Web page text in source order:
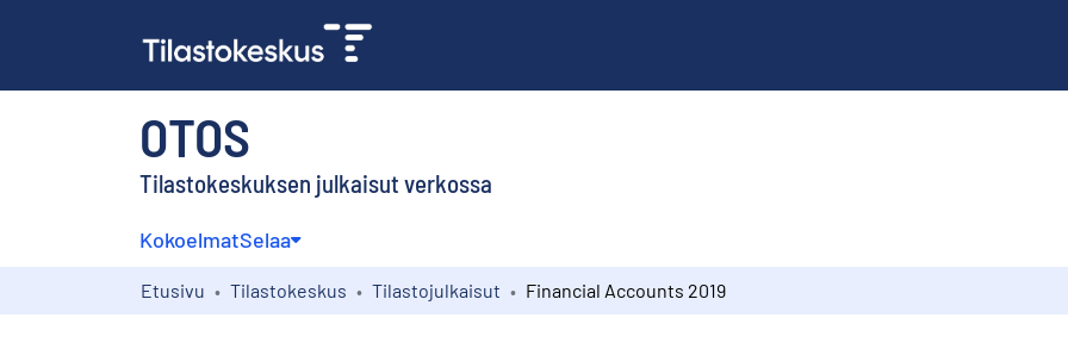
OTOS
Tilastokeskuksen julkaisut verkossa
KokoelmatSelaa
Etusivu Tilastokeskus Tilastojulkaisut Financial Accounts 2019